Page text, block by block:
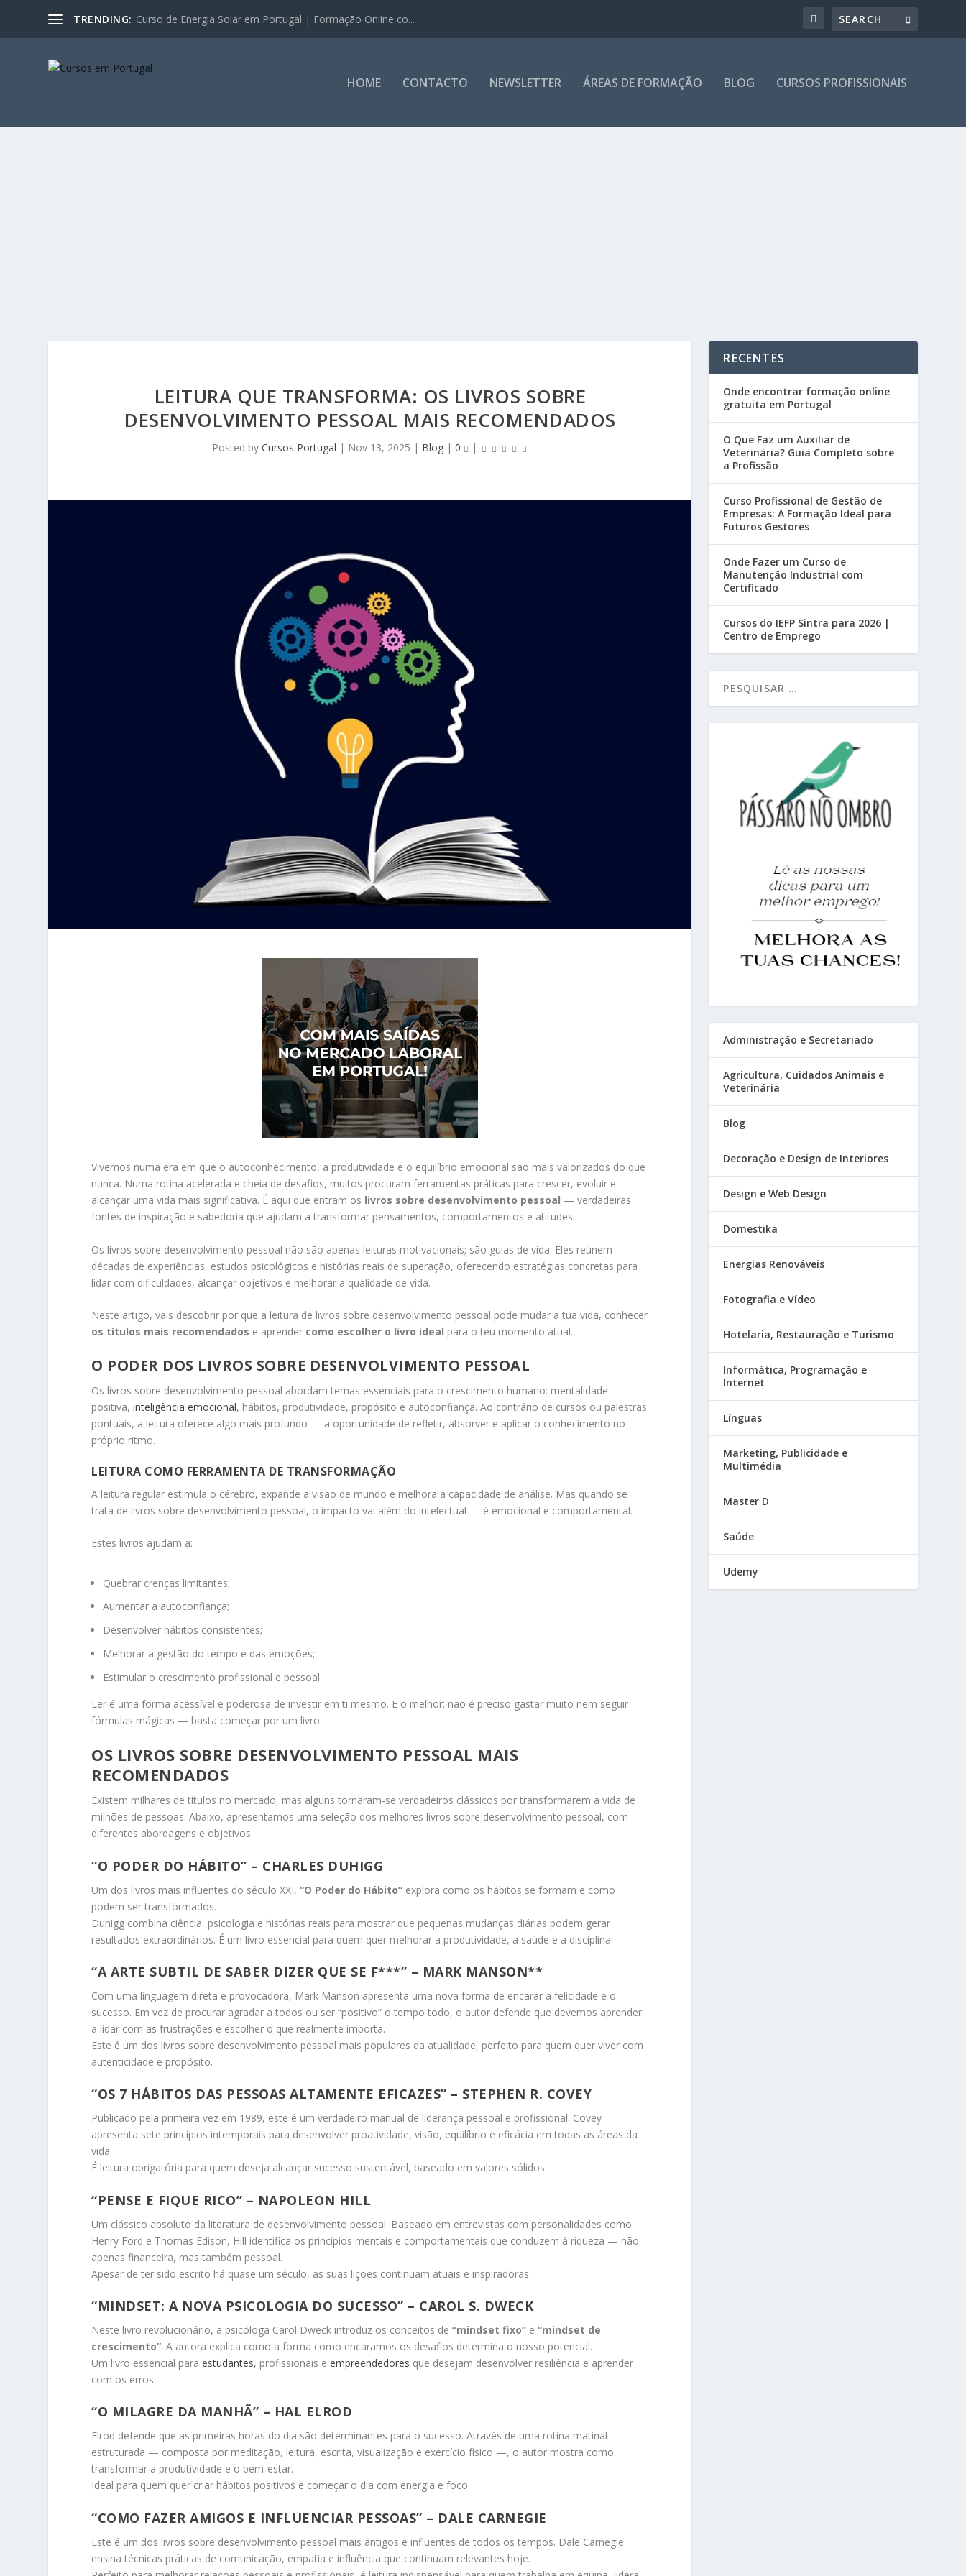
TRENDING: Curso de Energia Solar em Portugal | Formação Online co...
HOME CONTACTO NEWSLETTER ÁREAS DE FORMAÇÃO BLOG CURSOS PROFISSIONAIS
LEITURA QUE TRANSFORMA: OS LIVROS SOBRE
DESENVOLVIMENTO PESSOAL MAIS RECOMENDADOS
Posted byCursos Portugal | Nov 13, 2025 | Blog |0 |
Vivemos numa era em que o autoconhecimento, a produtividade e o equilíbrio emocional são mais valorizados do que
nunca. Numa rotina acelerada e cheia de desafios, muitos procuram ferramentas práticas para crescer, evoluir e
alcançar uma vida mais significativa. É aqui que entram os livros sobre desenvolvimento pessoal — verdadeiras
fontes de inspiração e sabedoria que ajudam a transformar pensamentos, comportamentos e atitudes.
Os livros sobre desenvolvimento pessoal não são apenas leituras motivacionais; são guias de vida. Eles reúnem
décadas de experiências, estudos psicológicos e histórias reais de superação, oferecendo estratégias concretas para
lidar com dificuldades, alcançar objetivos e melhorar a qualidade de vida.
Neste artigo, vais descobrir por que a leitura de livros sobre desenvolvimento pessoal pode mudar a tua vida, conhecer
os títulos mais recomendados e aprender como escolher o livro ideal para o teu momento atual.
O PODER DOS LIVROS SOBRE DESENVOLVIMENTO PESSOAL
Os livros sobre desenvolvimento pessoal abordam temas essenciais para o crescimento humano: mentalidade
positiva,inteligência emocional, hábitos, produtividade, propósito e autoconfiança. Ao contrário de cursos ou palestras
pontuais, a leitura oferece algo mais profundo — a oportunidade de refletir, absorver e aplicar o conhecimento no
próprio ritmo.
LEITURA COMO FERRAMENTA DE TRANSFORMAÇÃO
A leitura regular estimula o cérebro, expande a visão de mundo e melhora a capacidade de análise. Mas quando se
trata de livros sobre desenvolvimento pessoal, o impacto vai além do intelectual — é emocional e comportamental.
Estes livros ajudam a:
Quebrar crenças limitantes;
Aumentar a autoconfiança;
Desenvolver hábitos consistentes;
Melhorar a gestão do tempo e das emoções;
Estimular o crescimento profissional e pessoal.
Ler é uma forma acessível e poderosa de investir em ti mesmo. E o melhor: não é preciso gastar muito nem seguir
fórmulas mágicas — basta começar por um livro.
OS LIVROS SOBRE DESENVOLVIMENTO PESSOAL MAIS
RECOMENDADOS
Existem milhares de títulos no mercado, mas alguns tornaram-se verdadeiros clássicos por transformarem a vida de
milhões de pessoas. Abaixo, apresentamos uma seleção dos melhores livros sobre desenvolvimento pessoal, com
diferentes abordagens e objetivos.
“O PODER DO HÁBITO” – CHARLES DUHIGG
Um dos livros mais influentes do século XXI,“O Poder do Hábito” explora como os hábitos se formam e como
podem ser transformados.
Duhigg combina ciência, psicologia e histórias reais para mostrar que pequenas mudanças diárias podem gerar
resultados extraordinários. É um livro essencial para quem quer melhorar a produtividade, a saúde e a disciplina.
“A ARTE SUBTIL DE SABER DIZER QUE SE F***” – MARK MANSON**
Com uma linguagem direta e provocadora, Mark Manson apresenta uma nova forma de encarar a felicidade e o
sucesso. Em vez de procurar agradar a todos ou ser “positivo” o tempo todo, o autor defende que devemos aprender
a lidar com as frustrações e escolher o que realmente importa.
Este é um dos livros sobre desenvolvimento pessoal mais populares da atualidade, perfeito para quem quer viver com
autenticidade e propósito.
“OS 7 HÁBITOS DAS PESSOAS ALTAMENTE EFICAZES” – STEPHEN R. COVEY
Publicado pela primeira vez em 1989, este é um verdadeiro manual de liderança pessoal e profissional. Covey
apresenta sete princípios intemporais para desenvolver proatividade, visão, equilíbrio e eficácia em todas as áreas da
vida.
É leitura obrigatória para quem deseja alcançar sucesso sustentável, baseado em valores sólidos.
“PENSE E FIQUE RICO” – NAPOLEON HILL
Um clássico absoluto da literatura de desenvolvimento pessoal. Baseado em entrevistas com personalidades como
Henry Ford e Thomas Edison, Hill identifica os princípios mentais e comportamentais que conduzem à riqueza — não
apenas financeira, mas também pessoal.
Apesar de ter sido escrito há quase um século, as suas lições continuam atuais e inspiradoras.
“MINDSET: A NOVA PSICOLOGIA DO SUCESSO” – CAROL S. DWECK
Neste livro revolucionário, a psicóloga Carol Dweck introduz os conceitos de“mindset fixo” e“mindset de
crescimento”. A autora explica como a forma como encaramos os desafios determina o nosso potencial.
Um livro essencial paraestudantes, profissionais eempreendedores que desejam desenvolver resiliência e aprender
com os erros.
“O MILAGRE DA MANHÃ” – HAL ELROD
Elrod defende que as primeiras horas do dia são determinantes para o sucesso. Através de uma rotina matinal
estruturada — composta por meditação, leitura, escrita, visualização e exercício físico —, o autor mostra como
transformar a produtividade e o bem-estar.
Ideal para quem quer criar hábitos positivos e começar o dia com energia e foco.
“COMO FAZER AMIGOS E INFLUENCIAR PESSOAS” – DALE CARNEGIE
Este é um dos livros sobre desenvolvimento pessoal mais antigos e influentes de todos os tempos. Dale Carnegie
ensina técnicas práticas de comunicação, empatia e influência que continuam relevantes hoje.
RECENTES
Onde encontrar formação online
gratuita em Portugal
O Que Faz um Auxiliar de
Veterinária? Guia Completo sobre
a Profissão
Curso Profissional de Gestão de
Empresas: A Formação Ideal para
Futuros Gestores
Onde Fazer um Curso de
Manutenção Industrial com
Certificado
Cursos do IEFP Sintra para 2026 |
Centro de Emprego
Administração e Secretariado
Agricultura, Cuidados Animais e
Veterinária
Blog
Decoração e Design de Interiores
Design e Web Design
Domestika
Energias Renováveis
Fotografia e Vídeo
Hotelaria, Restauração e Turismo
Informática, Programação e
Internet
Línguas
Marketing, Publicidade e
Multimédia
Master D
Saúde
Udemy